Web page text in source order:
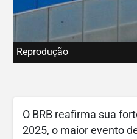
Reprodução
O BRB reafirma sua
2025, o maior evento